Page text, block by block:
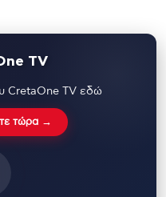
TV
CretaOne TV εδώ
τώρα →